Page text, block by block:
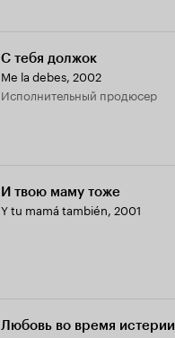
С тебя должок
Me la debes, 2002
исполнительный продюсер
И твою маму тоже
Y tu mamá también, 2001
Любовь во время истерии